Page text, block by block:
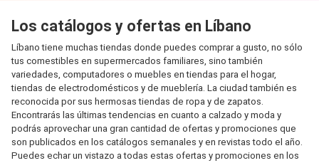
Los catálogos y ofertas en Líbano
Líbano tiene muchas tiendas donde puedes comprar a gusto, no sólo
tus comestibles en supermercados familiares, sino también
variedades, computadores o muebles en tiendas para el hogar,
tiendas de electrodomésticos y de mueblería. La ciudad también es
reconocida por sus hermosas tiendas de ropa y de zapatos.
Encontrarás las últimas tendencias en cuanto a calzado y moda y
podrás aprovechar una gran cantidad de ofertas y promociones que
son publicados en los catálogos semanales y en revistas todo el año.
Puedes echar un vistazo a todas estas ofertas y promociones en los